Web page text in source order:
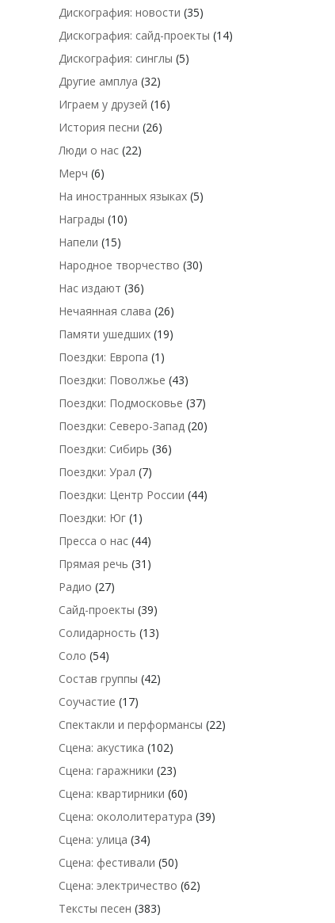
Дискография: новости (35)
Дискография: сайд-проекты (14)
Дискография: синглы (5)
Другие амплуа (32)
Играем у друзей (16)
История песни (26)
Люди о нас (22)
Мерч (6)
На иностранных языках (5)
Награды (10)
Напели (15)
Народное творчество (30)
Нас издают (36)
Нечаянная слава (26)
Памяти ушедших (19)
Поездки: Европа (1)
Поездки: Поволжье (43)
Поездки: Подмосковье (37)
Поездки: Северо-Запад (20)
Поездки: Сибирь (36)
Поездки: Урал (7)
Поездки: Центр России (44)
Поездки: Юг (1)
Пресса о нас (44)
Прямая речь (31)
Радио (27)
Сайд-проекты (39)
Солидарность (13)
Соло (54)
Состав группы (42)
Соучастие (17)
Спектакли и перформансы (22)
Сцена: акустика (102)
Сцена: гаражники (23)
Сцена: квартирники (60)
Сцена: окололитература (39)
Сцена: улица (34)
Сцена: фестивали (50)
Сцена: электричество (62)
Тексты песен (383)